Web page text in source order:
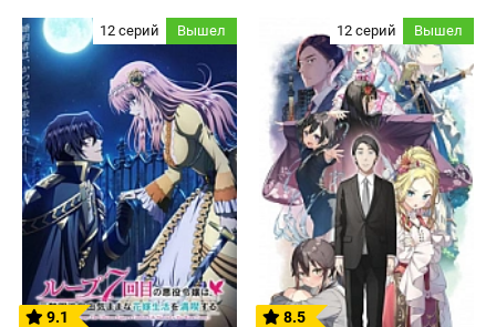
12 серий Вышел
9.1
12 серий Вышел
8.5